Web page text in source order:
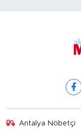
Antalya Nöbetçi